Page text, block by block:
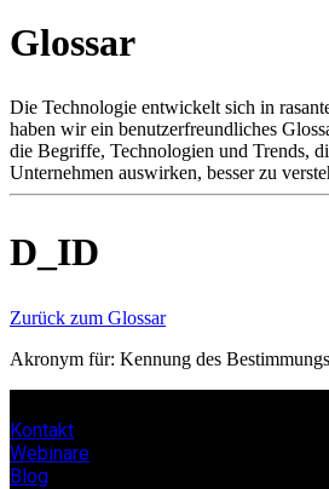
Produkte
Support
Services
Kaufen
Ressourcen
RegisterAnmeldung
Suppliers
Glossar
Die Technologie entwickelt sich in
haben wir ein benutzerfreundliches
die Begriffe, Technologien und Trends,
Unternehmen auswirken, besser zu
D_ID
Zurück zum Glossar
Akronym für: Kennung des
Kontakt
Webinare
Blog